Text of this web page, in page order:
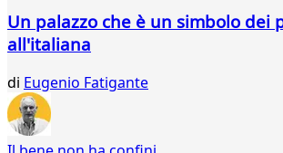
Un palazzo che è un simbolo dei
all'italiana
di Eugenio Fatigante